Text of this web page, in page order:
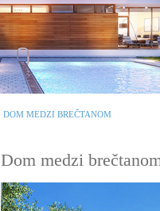
DOM MEDZI BREČTANOM
Dom medzi